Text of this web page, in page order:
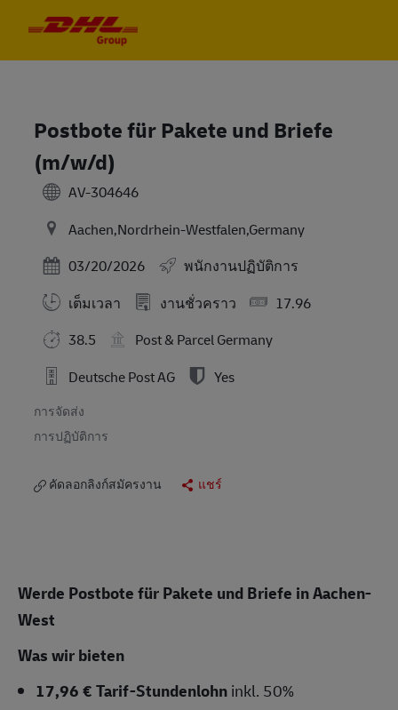
Postbote für Pakete und Briefe
(m/w/d)
AV-304646
Aachen,Nordrhein-Westfalen,Germany
Posted Date
03/20/2026
พนักงานปฏิบัติการ
เต็มเวลา
งานชั่วคราว
17.96
38.5
Post & Parcel Germany
Deutsche Post AG
Yes
การจัดส่ง
การปฏิบัติการ
คัดลอกลิงก์สมัครงาน แชร์
Werde Postbote für Pakete und Briefe in Aachen-
West
Was wir bieten
17,96 € Tarif-Stundenlohninkl. 50%